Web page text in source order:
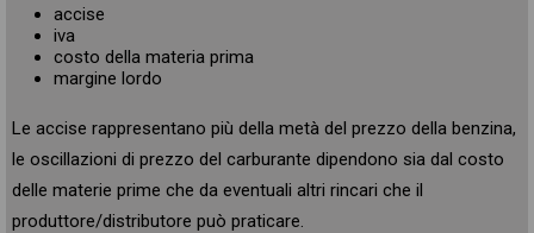
accise
iva
costo della materia prima
margine lordo
Le accise rappresentano più della metà del prezzo della benzina,
le oscillazioni di prezzo del carburante dipendono sia dal costo
delle materie prime che da eventuali altri rincari che il
produttore/distributore può praticare.